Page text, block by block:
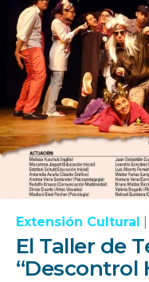
Extensión Cultural
El Taller de
“Descontrol